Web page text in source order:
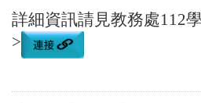
詳細資訊請見教務處112
>